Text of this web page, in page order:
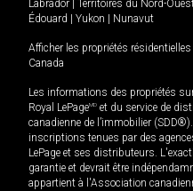
Labrador
Territoires du Nord-
Édouard
Yukon Nunavut
Afficher les propriétés résidentielles
Canada
Les informations des propriétés
Royal LePageMD et du service de
canadienne de l’immobilier
inscriptions tenues par des
LePage et ses distributeurs.
garantie et devrait être
appartient à l'Association